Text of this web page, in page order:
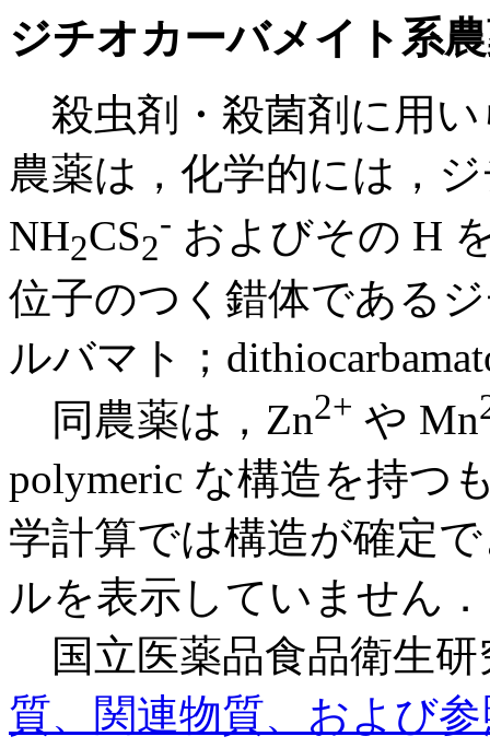
ジチオカーバメイト系
殺虫剤・殺菌剤に用
農薬は，化学的には，
NH2CS2
- およびその H
位子のつく錯体である
ルバマト；
同農薬は，Zn2+ や Mn
polymeric な構造を持つ
学計算では構造が確定
ルを表示していません．
国立医薬品食品衛生研
質、関連物質、および